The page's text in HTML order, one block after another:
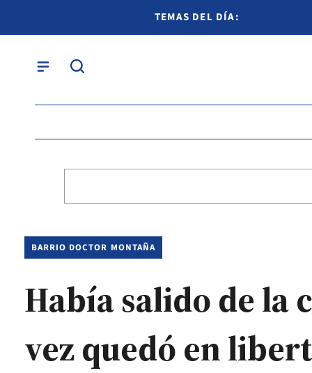
TEMAS DEL DÍA:
BARRIO DOCTOR MONTAÑA
Había salido de la
vez quedó en